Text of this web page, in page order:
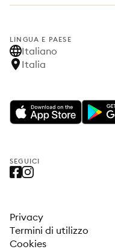
LINGUA E PAESE
Italiano
Italia
SEGUICI
Privacy
Termini di utilizzo
Cookies